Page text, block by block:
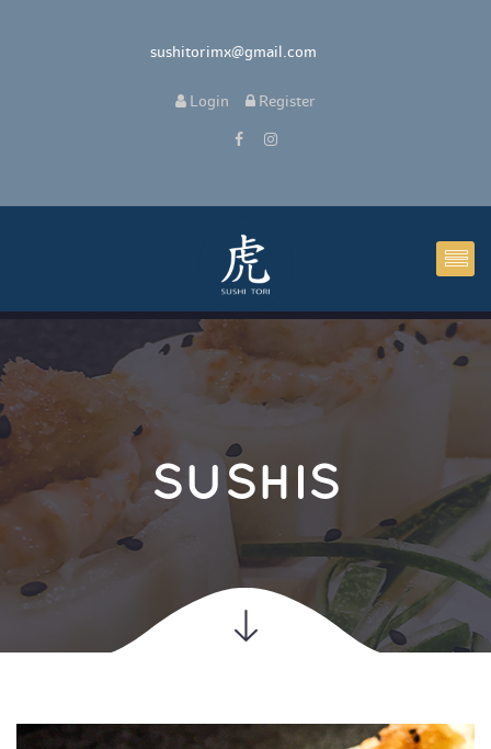
sushitorimx@gmail.com
Login Register
SUSHIS